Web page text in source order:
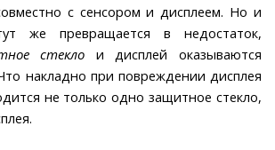
с сенсором и дисплеем. Но и
же превращается в недостаток,
стекло и дисплей оказываются
накладно при повреждении дисплея
не только одно защитное стекло,